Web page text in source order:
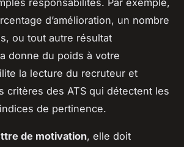
responsabilités. Par exemple,
d’amélioration, un nombre
ou tout autre résultat
donne du poids à votre
la lecture du recruteur et
critères des ATS qui détectent les
de pertinence.
de motivation, elle doit